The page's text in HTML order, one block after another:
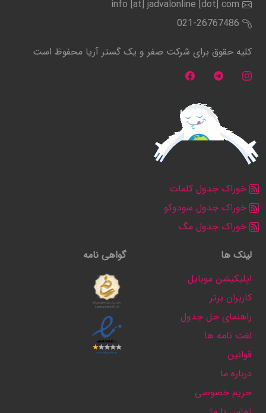
info [at] jadvalonline [dot] com
021-26767486
کلیه حقوق برای شرکت صفر و یک گستر آریا محفوظ است
خوراک جدول کلمات
خوراک جدول سودوکو
خوراک جدول مگ
لینک ها
اپلیکیشن موبایل
کاربران برتر
راهنمای حل جدول
لغت نامه ها
قوانین
درباره ما
حریم خصوصی
گواهی نامه